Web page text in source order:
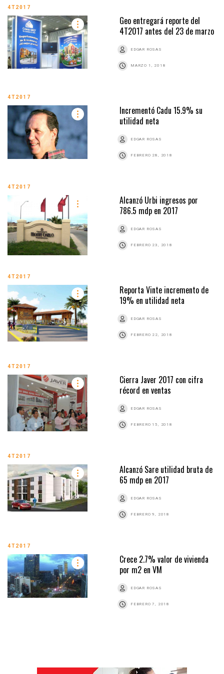
4T2017
Geo entregará reporte del
4T2017 antes del 23 de marzo
EDGAR ROSAS
MARZO 1, 2018
4T2017
Incrementó Cadu 15.9% su
utilidad neta
EDGAR ROSAS
FEBRERO 28, 2018
4T2017
Alcanzó Urbi ingresos por
786.5 mdp en 2017
EDGAR ROSAS
FEBRERO 23, 2018
4T2017
Reporta Vinte incremento de
19% en utilidad neta
EDGAR ROSAS
FEBRERO 22, 2018
4T2017
Cierra Javer 2017 con cifra
récord en ventas
EDGAR ROSAS
FEBRERO 15, 2018
4T2017
Alcanzó Sare utilidad bruta de
65 mdp en 2017
EDGAR ROSAS
FEBRERO 9, 2018
4T2017
Crece 2.7% valor de vivienda
por m2 en VM
EDGAR ROSAS
FEBRERO 7, 2018